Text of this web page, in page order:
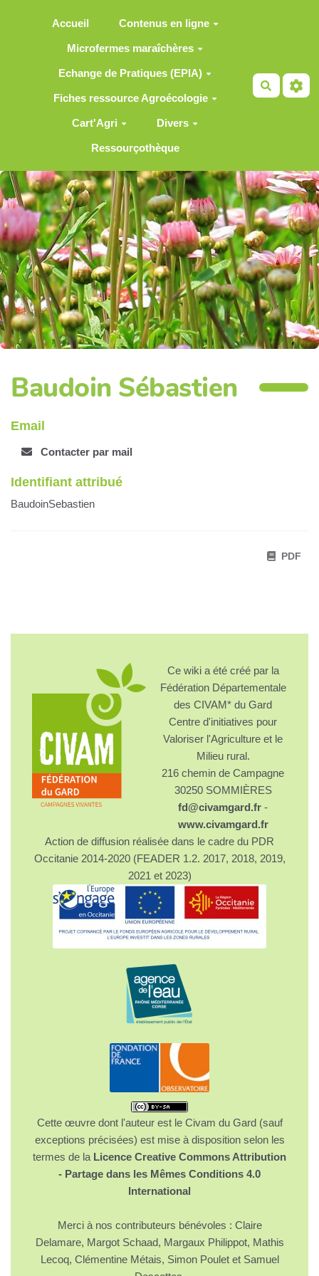
Accueil Contenus en ligne
Microfermes maraîchères
Echange de Pratiques (EPIA)
Fiches ressource Agroécologie
Cart'Agri Divers
Ressourçothèque
Baudoin Sébastien
Email
Contacter par mail
Identifiant attribué
BaudoinSebastien
PDF
Ce wiki a été créé par la
Fédération Départementale
des CIVAM* du Gard
Centre d'initiatives pour
Valoriser l'Agriculture et le
Milieu rural.
216 chemin de Campagne
30250 SOMMIÈRES
fd@civamgard.fr -
www.civamgard.fr
Action de diffusion réalisée dans le cadre du PDR
Occitanie 2014-2020 (FEADER 1.2. 2017, 2018, 2019,
2021 et 2023)
Cette œuvre dont l'auteur est le Civam du Gard (sauf
exceptions précisées) est mise à disposition selon les
termes de la Licence Creative Commons Attribution
- Partage dans les Mêmes Conditions 4.0
International
Merci à nos contributeurs bénévoles : Claire
Delamare, Margot Schaad, Margaux Philippot, Mathis
Lecoq, Clémentine Métais, Simon Poulet et Samuel